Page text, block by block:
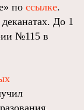
по ссылке.
До 1
№115 в